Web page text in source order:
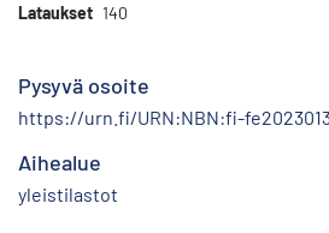
Lataukset 140
Pysyvä osoite
https://urn.fi/URN:NBN:fi-
Aihealue
yleistilastot